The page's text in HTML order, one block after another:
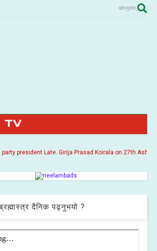
खोज्नुहोस
TV
Late. Girija Prasad Koirala on 27th Ashoj
दैनिक पढ्नुभयो ?